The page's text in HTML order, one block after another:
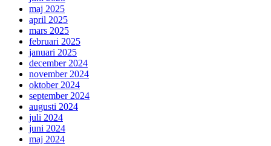
maj 2025
april 2025
mars 2025
februari 2025
januari 2025
december 2024
november 2024
oktober 2024
september 2024
augusti 2024
juli 2024
juni 2024
maj 2024